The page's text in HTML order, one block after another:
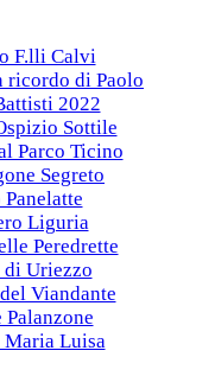
F.lli Calvi
ricordo di Paolo
2022
Sottile
Parco Ticino
Segreto
Liguria
Peredrette
Uriezzo
Viandante
Luisa